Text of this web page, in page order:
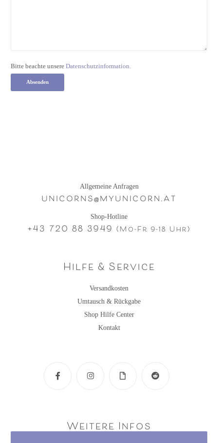
Bitte beachte unsereDatenschutzinformation.
Allgemeine Anfragen
unicorns@­myunicorn.at
Shop-Hotline
+43 720 88 3949 (Mo-Fr 9-18 Uhr)
Hilfe & Service
Versandkosten
Umtausch & Rückgabe
Shop Hilfe Center
Kontakt
Weitere Infos